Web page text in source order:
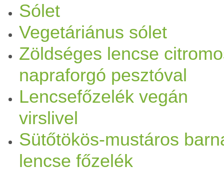
Sólet
Vegetáriánus sólet
Zöldséges lencse
napraforgó pesztóval
Lencsefőzelék vegán
virslivel
Sütőtökös-mustáros
lencse főzelék